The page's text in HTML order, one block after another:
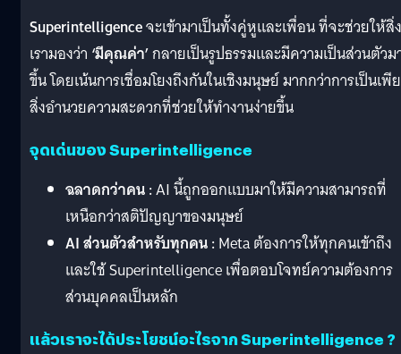
Superintelligenceจะเข้ามาเป็นทั้งคู่หูและเพื่อน ที่จะช่วยให้สิ่
เรามองว่า ‘มีคุณค่า’กลายเป็นรูปธรรมและมีความเป็นส่วนตัว
ขึ้น โดยเน้นการเชื่อมโยงถึงกันในเชิงมนุษย์ มากกว่าการเป็นเพี
สิ่งอำนวยความสะดวกที่ช่วยให้ทำงานง่ายขึ้น
จุดเด่นของ Superintelligence
ฉลาดกว่าคน :AI นี้ถูกออกแบบมาให้มีความสามารถที่
เหนือกว่าสติปัญญาของมนุษย์
AI ส่วนตัวสำหรับทุกคน :Meta ต้องการให้ทุกคนเข้าถึง
และใช้ Superintelligence เพื่อตอบโจทย์ความต้องการ
ส่วนบุคคลเป็นหลัก
แล้วเราจะได้ประโยชน์อะไรจาก Superintelligence ?